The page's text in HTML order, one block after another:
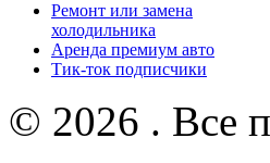
Ремонт или замена
холодильника
Аренда премиум авто
Тик-ток подписчики
© 2026 . Все